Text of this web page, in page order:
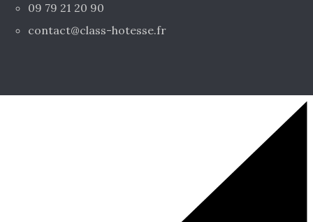
09 79 21 20 90
contact@class-hotesse.fr